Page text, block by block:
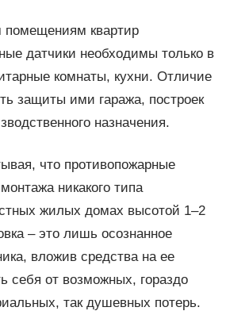
квартир
датчики необходимы только в
комнаты, кухни. Отличие
защиты ими гаража, построек
назначения.
что противопожарные
никакого типа
жилых домах высотой 1–2
– это лишь осознанное
вложив средства на ее
себя от возможных, гораздо
так душевных потерь.